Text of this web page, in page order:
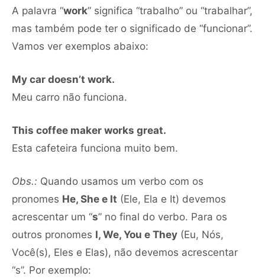
A palavra “work” significa “trabalho” ou “trabalhar”,
mas também pode ter o significado de “funcionar”.
Vamos ver exemplos abaixo:
My car doesn’t work.
Meu carro não funciona.
This coffee maker works great.
Esta cafeteira funciona muito bem.
Obs.: Quando usamos um verbo com os
pronomes He, She e It (Ele, Ela e It) devemos
acrescentar um “s” no final do verbo. Para os
outros pronomes I, We, You e They (Eu, Nós,
Você(s), Eles e Elas), não devemos acrescentar
“s”. Por exemplo: